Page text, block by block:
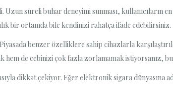
süreli buhar deneyimi sunması, kullanıcıların
bir ortamda bile kendinizi rahatça ifade edebilirsiniz.
benzer özelliklere sahip cihazlarla
hem de cebinizi çok fazla zorlamamak istiyorsanız,
dikkat çekiyor. Eğer elektronik sigara dünyasına